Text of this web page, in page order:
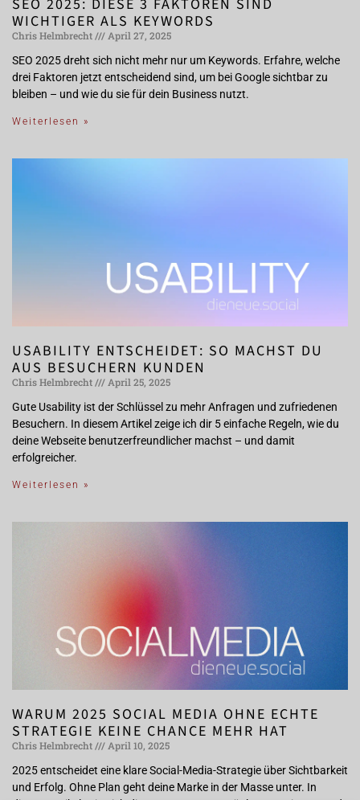
SEO 2025: DIESE 3 FAKTOREN SIND
WICHTIGER ALS KEYWORDS
Chris Helmbrecht
April 27, 2025
SEO 2025 dreht sich nicht mehr nur um Keywords. Erfahre, welche
drei Faktoren jetzt entscheidend sind, um bei Google sichtbar zu
bleiben – und wie du sie für dein Business nutzt.
Weiterlesen »
USABILITY ENTSCHEIDET: SO MACHST DU
AUS BESUCHERN KUNDEN
Chris Helmbrecht
April 25, 2025
Gute Usability ist der Schlüssel zu mehr Anfragen und zufriedenen
Besuchern. In diesem Artikel zeige ich dir 5 einfache Regeln, wie du
deine Webseite benutzerfreundlicher machst – und damit
erfolgreicher.
Weiterlesen »
WARUM 2025 SOCIAL MEDIA OHNE ECHTE
STRATEGIE KEINE CHANCE MEHR HAT
Chris Helmbrecht
April 10, 2025
2025 entscheidet eine klare Social-Media-Strategie über Sichtbarkeit
und Erfolg. Ohne Plan geht deine Marke in der Masse unter. In